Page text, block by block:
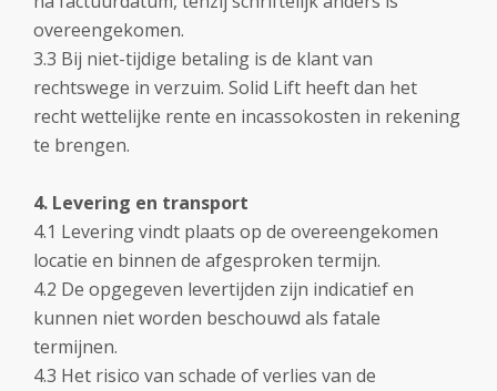
overeengekomen.
3.3 Bij niet-tijdige betaling is de klant van
rechtswege in verzuim. Solid Lift heeft dan het
recht wettelijke rente en incassokosten in rekening
te brengen.
4. Levering en transport
4.1 Levering vindt plaats op de overeengekomen
locatie en binnen de afgesproken termijn.
4.2 De opgegeven levertijden zijn indicatief en
kunnen niet worden beschouwd als fatale
termijnen.
4.3 Het risico van schade of verlies van de